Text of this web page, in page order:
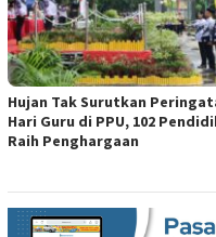
Hujan Tak Surutkan
Hari Guru di PPU, 102
Raih Penghargaan